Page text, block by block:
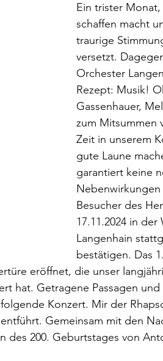
Ein trister
schaffen macht
traurige
versetzt.
Orchester
Rezept: Musik!
Gassenhauer,
zum Mitsummen
Zeit in unserem
gute Laune
garantiert keine
Besucher des
17.11.2024 in
Langenhain
bestätigen. Das
eröffnet, die unser
hat. Getragene Passagen
Konzert. Mir der
Gemeinsam mit den
des 200. Geburtstages von